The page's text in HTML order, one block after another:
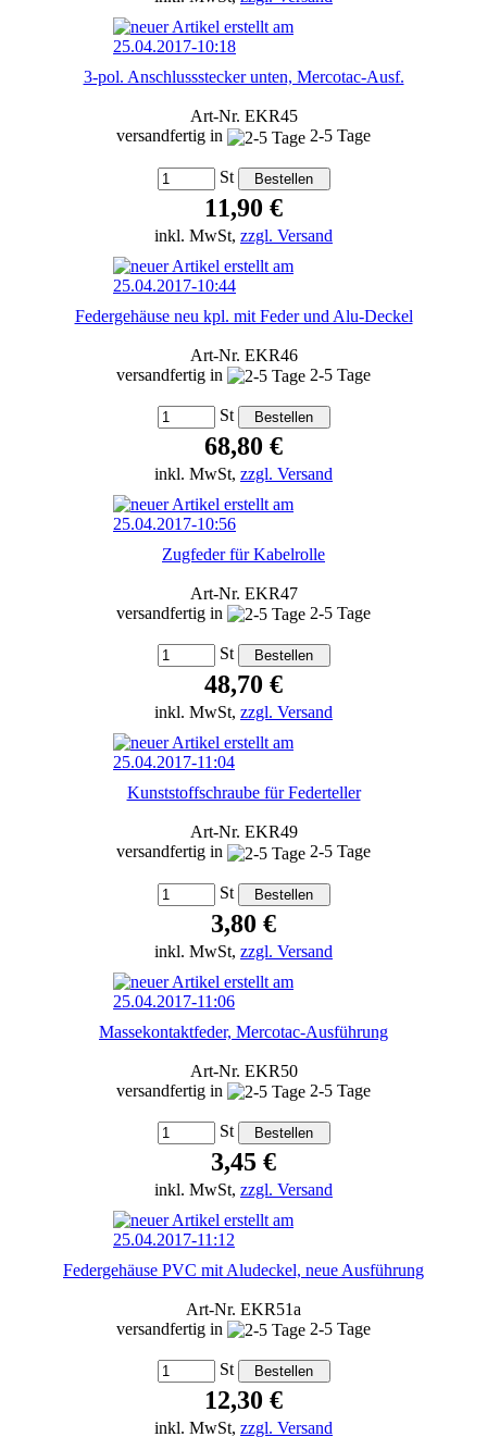
3-pol. Anschlussstecker unten, Mercotac-Ausf.
Art-Nr. EKR45
versandfertig in
2-5 Tage
St
11,90 €
inkl. MwSt, zzgl. Versand
Federgehäuse neu kpl. mit Feder und Alu-Deckel
Art-Nr. EKR46
versandfertig in
2-5 Tage
St
68,80 €
inkl. MwSt, zzgl. Versand
Zugfeder für Kabelrolle
Art-Nr. EKR47
versandfertig in
2-5 Tage
St
48,70 €
inkl. MwSt, zzgl. Versand
Kunststoffschraube für Federteller
Art-Nr. EKR49
versandfertig in
2-5 Tage
St
3,80 €
inkl. MwSt, zzgl. Versand
Massekontaktfeder, Mercotac-Ausführung
Art-Nr. EKR50
versandfertig in
2-5 Tage
St
3,45 €
inkl. MwSt, zzgl. Versand
Federgehäuse PVC mit Aludeckel, neue Ausführung
Art-Nr. EKR51a
versandfertig in
2-5 Tage
St
12,30 €
inkl. MwSt, zzgl. Versand